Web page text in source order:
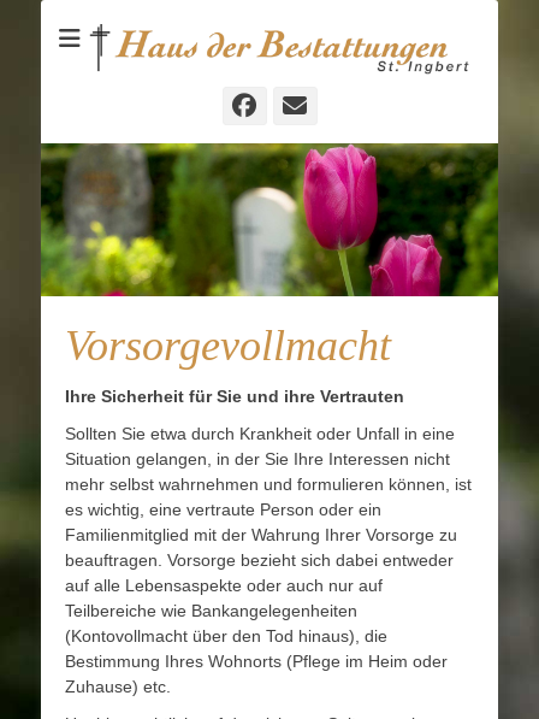
Haus der
Bestattungen
Bestattungen und Vorsorgeberatung in St. Ingbert
Facebook
E-
Vorsorgevollmacht
Ihre Sicherheit für Sie und ihre Vertrauten
Sollten Sie etwa durch Krankheit oder Unfall in eine
Situation gelangen, in der Sie Ihre Interessen nicht
mehr selbst wahrnehmen und formulieren können, ist
es wichtig, eine vertraute Person oder ein
Familienmitglied mit der Wahrung Ihrer Vorsorge zu
beauftragen. Vorsorge bezieht sich dabei entweder
auf alle Lebensaspekte oder auch nur auf
Teilbereiche wie Bankangelegenheiten
(Kontovollmacht über den Tod hinaus), die
Bestimmung Ihres Wohnorts (Pflege im Heim oder
Zuhause) etc.